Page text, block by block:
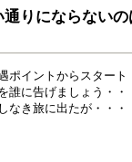
りにならない
ポイントからスター
誰に告げましょう・
なき旅に出たが・・・